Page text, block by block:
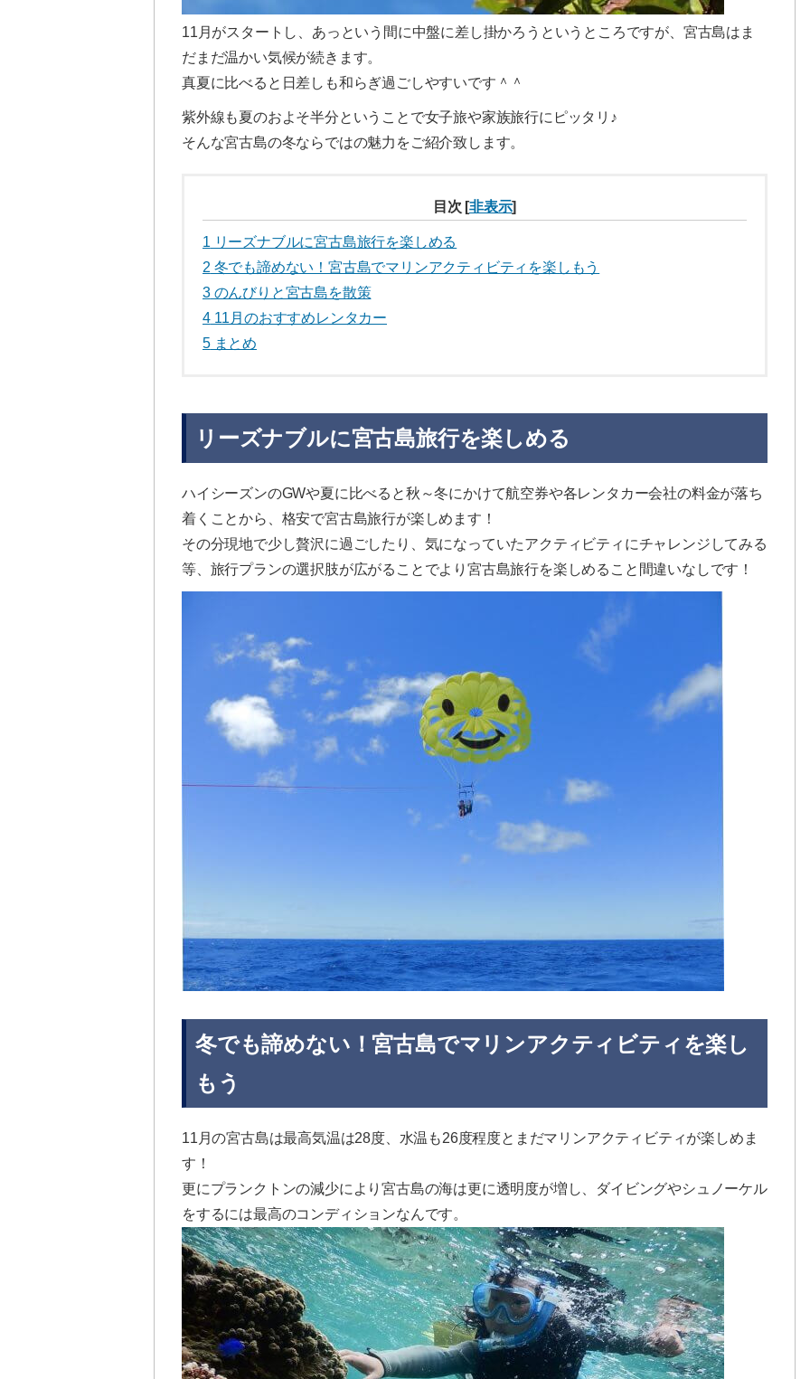
11月がスタートし、あっという間に中盤に差し掛かろうというところですが、宮古島はま
だまだ温かい気候が続きます。
真夏に比べると日差しも和らぎ過ごしやすいです＾＾
紫外線も夏のおよそ半分ということで女子旅や家族旅行にピッタリ♪
そんな宮古島の冬ならではの魅力をご紹介致します。
目次 [非表示]
1 リーズナブルに宮古島旅行を楽しめる
2 冬でも諦めない！宮古島でマリンアクティビティを楽しもう
3のんびりと宮古島を散策
411月のおすすめレンタカー
5まとめ
リーズナブルに宮古島旅行を楽しめる
ハイシーズンのGWや夏に比べると秋～冬にかけて航空券や各レンタカー会社の料金が落ち
着くことから、格安で宮古島旅行が楽しめます！
その分現地で少し贅沢に過ごしたり、気になっていたアクティビティにチャレンジしてみる
等、旅行プランの選択肢が広がることでより宮古島旅行を楽しめること間違いなしです！
冬でも諦めない！宮古島でマリンアクティビティを楽し
もう
11月の宮古島は最高気温は28度、水温も26度程度とまだマリンアクティビティが楽しめま
す！
更にプランクトンの減少により宮古島の海は更に透明度が増し、ダイビングやシュノーケル
をするには最高のコンディションなんです。